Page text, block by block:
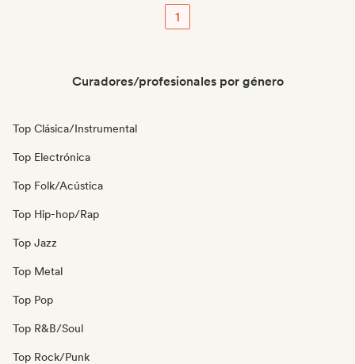
1
Curadores/profesionales por género
Top Clásica/Instrumental
Top Electrónica
Top Folk/Acústica
Top Hip-hop/Rap
Top Jazz
Top Metal
Top Pop
Top R&B/Soul
Top Rock/Punk